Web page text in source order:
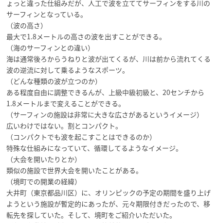
ょっと違った仕組みだが、人工で波を立ててサーフィンをする川の
サーフィンとなっている。
（波の高さ）
最大で1.8メートルの高さの波を出すことができる。
（海のサーフィンとの違い）
海は通常後ろからうねりと波が出てくるが、川は前から流れてくる
波の逆流に対して乗るようなスポーツ。
（どんな種類の波が立つのか）
ある程度自由に調整できるんが、上級中級初級と、20センチから
1.8メートルまで変えることができる。
（サーフィンの施設は非常に大きな広さがあるというイメージ）
広いわけではない。割とコンパクト。
（コンパクトでも波を起こすことはできるのか）
特殊な仕組みになっていて、循環してるようなイメージ。
（大会を開いたりとか）
類似の施設で世界大会を開いたことがある。
（境町での開業の経緯）
大井町（東京都品川区）に、オリンピックの予定の期間を盛り上げ
ようという施設が暫定的にあったが、元々期限付きだったので、移
転先を探していた。そして、境町をご紹介いただいた。